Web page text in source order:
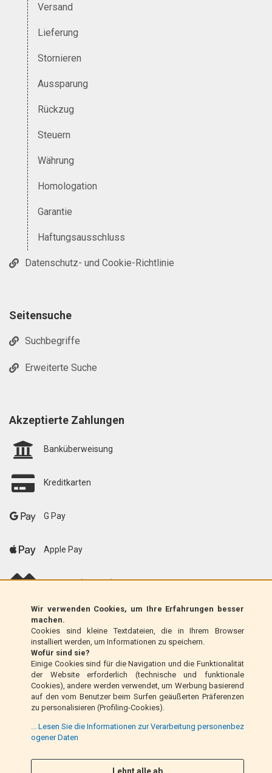
Wir verwenden Cookies, um Ihre Erfahrungen besser
machen.
Cookies sind kleine Textdateien, die in Ihrem Browser
installiert werden, um Informationen zu speichern.
Wofür sind sie?
Einige Cookies sind für die Navigation und die Funktionalität
der Website erforderlich (technische und funktionale
Cookies), andere werden verwendet, um Werbung basierend
auf den vom Benutzer beim Surfen geäußerten Präferenzen
zu personalisieren (Profiling-Cookies).
... Lesen Sie die Informationen zur Verarbeitung personenbez
ogener Daten
Versand
Lieferung
Stornieren
Aussparung
Rückzug
Steuern
Währung
Homologation
Garantie
Haftungsausschluss
Datenschutz- und Cookie-Richtlinie
Seitensuche
Suchbegriffe
Erweiterte Suche
Akzeptierte Zahlungen
Banküberweisung
Kreditkarten
G Pay
Apple Pay
scalapay (EU only)
Klarna (nur EU)
Zahlungsanweisung (nur Italien)
Nachnahme (nur Italien)